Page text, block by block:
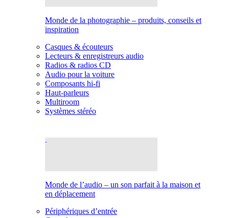
Monde de la photographie – produits, conseils et
inspiration
Casques & écouteurs
Lecteurs & enregistreurs audio
Radios & radios CD
Audio pour la voiture
Composants hi-fi
Haut-parleurs
Multiroom
Systèmes stéréo
Monde de l’audio – un son parfait à la maison et
en déplacement
Périphériques d’entrée